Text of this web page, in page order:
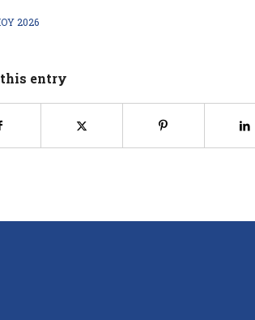
2026
this entry